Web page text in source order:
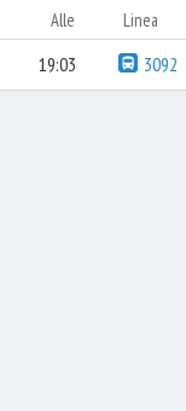
Alle Linea
19:03 3092